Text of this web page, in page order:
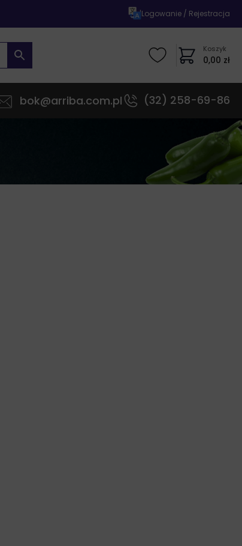
|Logowanie / Rejestracja
Koszyk
0,00 zł
bok@arriba.com.pl (32) 258-69-86